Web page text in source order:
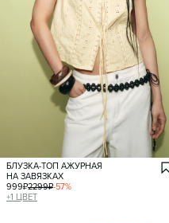
БЛУЗКА-ТОП АЖУРНАЯ
НА ЗАВЯЗКАХ
999₽2299₽-57%
+1 ЦВЕТ